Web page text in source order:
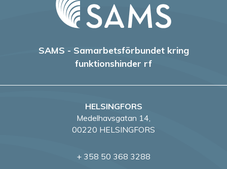
SAMS - Samarbetsförbundet kring
funktionshinder rf
HELSINGFORS
Medelhavsgatan 14,
00220 HELSINGFORS
+ 358 50 368 3288